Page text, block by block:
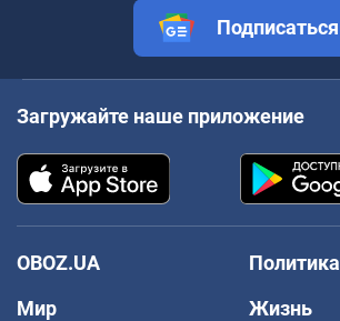
Подписаться
Загружайте наше приложение
OBOZ.UA
Политика
Мир
Жизнь